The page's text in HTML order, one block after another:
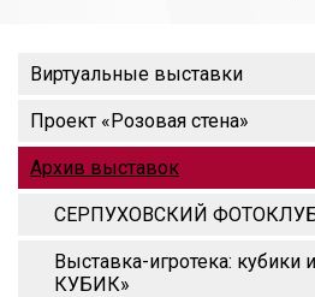
Виртуальные выставки
Проект «Розовая стена»
Архив выставок
СЕРПУХОВСКИЙ
Выставка-игротека: кубики
КУБИК»